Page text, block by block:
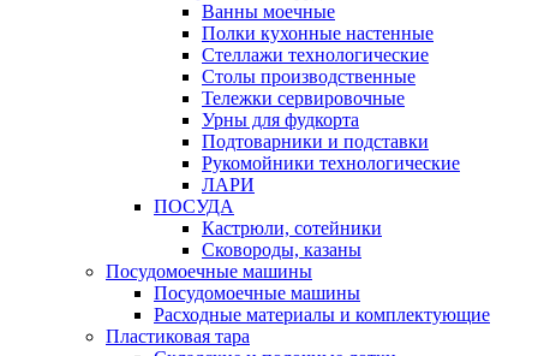
Ванны моечные
Полки кухонные настенные
Стеллажи технологические
Столы производственные
Тележки сервировочные
Урны для фудкорта
Подтоварники и подставки
Рукомойники технологические
ЛАРИ
ПОСУДА
Кастрюли, сотейники
Сковороды, казаны
Посудомоечные машины
Посудомоечные машины
Расходные материалы и комплектующие
Пластиковая тара